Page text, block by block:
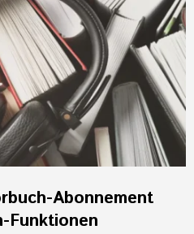
Abonnement
Funktionen